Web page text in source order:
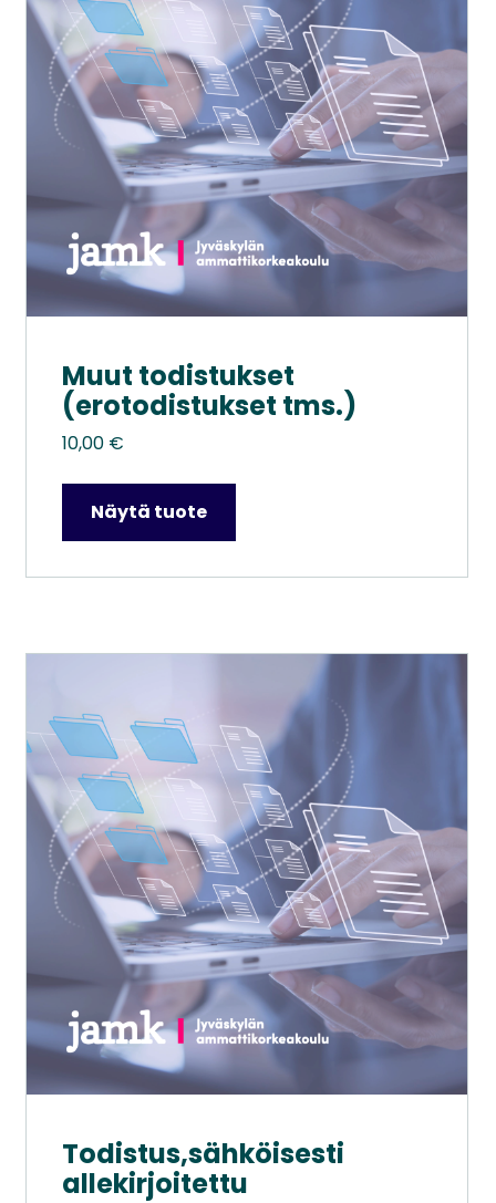
Muut todistukset
(erotodistukset tms.)
10,00 €
Näytä tuote
Todistus,sähköisesti
allekirjoitettu